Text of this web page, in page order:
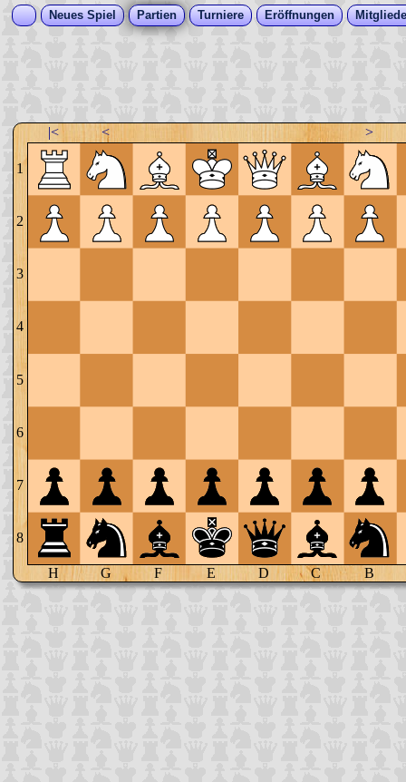
Neues Spiel Partien Turniere Eröffnungen
|< < >
1
2
3
4
5
6
7
8
H G F E D C B